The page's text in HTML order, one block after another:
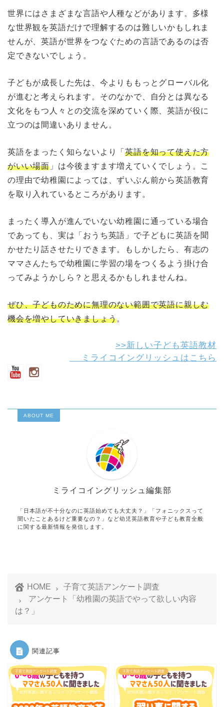
世界にはさまざまな言語や人種などがあります。多様
な世界観を英語だけで理解するのは難しいかもしれま
せんが、英語が世界をつなぐための言語であるのは否
定できないでしょう。
子どもが成長した先は、今よりももっとグローバル化
が進むと考えられます。そのなかで、自分とは異なる
文化をもつ人々との交流を深めていく際、英語が役に
立つのは間違いありません。
英語をまったく知らないより「英語を知って使えた方
がいい場面 」は今後ますます増えていくでしょう。こ
の理由で幼稚園によっては、ずいぶん前から英語教育
を取り入れているところがあります。
まったく導入が進んでいない幼稚園に通っている場合
であっても、実は「おうち英語」で子どもに英語を聞
かせたり話させたりできます。もしかしたら、有志の
ママさんたちで幼稚園に学習の場をつくるよう掛け合
ってみようかしら？と思えるかもしれませんね。
ぜひ、子どものために無理のない範囲で英語に親しむ
機会を増やしていきましょう。
>>新しい子ども英語教材
ミライコイングリッシュはこちら
ABOUT ME
ミライコイングリッシュ編集部
「日本語が不十分なのに英語始めても大丈夫？」「フォニックスって
聞いたことあるけど重要なの？」など幼児英語教育や子ども教育全般
に関する最新情報を発信します。
HOME
子育て英語アンケート調査
アンケート「幼稚園の英語でやって欲しい内容
は？」
関連記事
子育て英語アンケート調査 子育て英語アンケート調査